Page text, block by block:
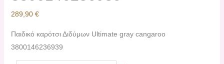
289,90 €
Παιδικό καρότσι Διδύμων Ultimate gray cangaroo
3800146236939